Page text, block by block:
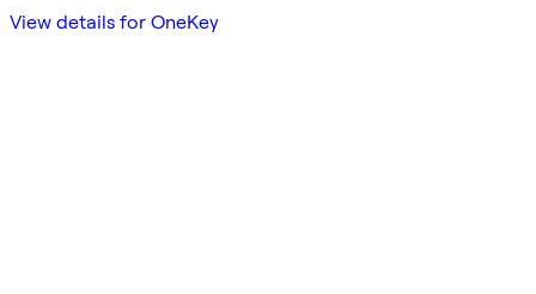
View details for OneKey